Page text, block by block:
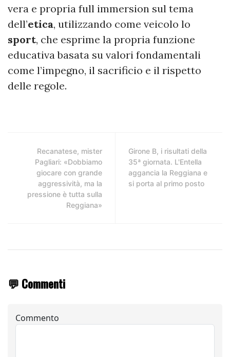
vera e propria full immersion sul tema
dell’etica, utilizzando come veicolo lo
sport, che esprime la propria funzione
educativa basata su valori fondamentali
come l’impegno, il sacrificio e il rispetto
delle regole.
Recanatese, mister
Pagliari: «Dobbiamo
giocare con grande
aggressività, ma la
pressione è tutta sulla
Reggiana»
Girone B, i risultati della
35ª giornata. L'Entella
aggancia la Reggiana e
si porta al primo posto
💬 Commenti